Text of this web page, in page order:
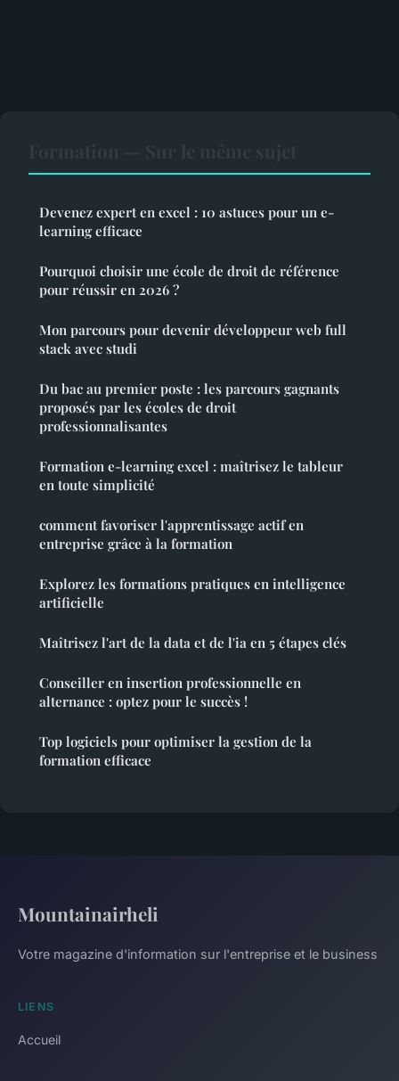
Devenez expert en excel : 10 astuces pour un e-
learning efficace
Pourquoi choisir une école de droit de référence
pour réussir en 2026 ?
Mon parcours pour devenir développeur web full
stack avec studi
Du bac au premier poste : les parcours gagnants
proposés par les écoles de droit
professionnalisantes
Formation e-learning excel : maîtrisez le tableur
en toute simplicité
comment favoriser l'apprentissage actif en
entreprise grâce à la formation
Explorez les formations pratiques en intelligence
artificielle
Maîtrisez l'art de la data et de l'ia en 5 étapes clés
Conseiller en insertion professionnelle en
alternance : optez pour le succès !
Top logiciels pour optimiser la gestion de la
formation efficace
Mountainairheli
Votre magazine d'information sur l'entreprise et le business
LIENS
Accueil